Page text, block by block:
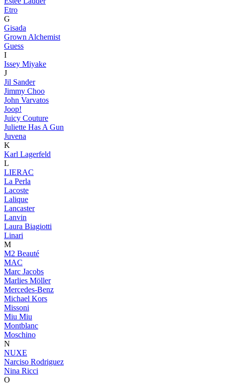
Etro
G
Gisada
Grown Alchemist
Guess
I
Issey Miyake
J
Jil Sander
Jimmy Choo
John Varvatos
Joop!
Juicy Couture
Juliette Has A Gun
Juvena
K
Karl Lagerfeld
L
LIERAC
La Perla
Lacoste
Lalique
Lancaster
Lanvin
Laura Biagiotti
Linari
M
M2 Beauté
MAC
Marc Jacobs
Marlies Möller
Mercedes-Benz
Michael Kors
Missoni
Miu Miu
Montblanc
Moschino
N
NUXE
Narciso Rodriguez
Nina Ricci
O